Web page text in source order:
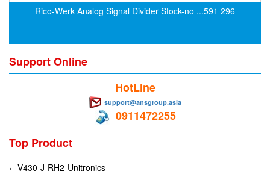
Erinda/Delta
Euchner
EUCHNER GmbH + Co. KG VietNam
Eurotherm Vietnam
Evoqua
EXAIR
Rico-Werk Analog Signal Divider Stock-no ...591 296
Support Online
HotLine
support@ansgroup.asia
0911472255
Top Product
V430-J-RH2-Unitronics